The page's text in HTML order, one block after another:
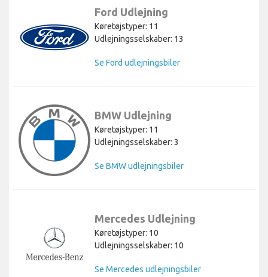
Ford Udlejning
Køretøjstyper: 11
Udlejningsselskaber: 13
Se Ford udlejningsbiler
BMW Udlejning
Køretøjstyper: 11
Udlejningsselskaber: 3
Se BMW udlejningsbiler
Mercedes Udlejning
Køretøjstyper: 10
Udlejningsselskaber: 10
Se Mercedes udlejningsbiler